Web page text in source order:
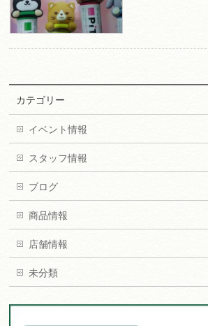
カテゴリー
イベント情報
スタッフ情報
ブログ
商品情報
店舗情報
未分類